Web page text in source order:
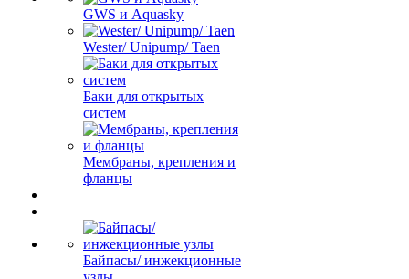
GWS и Aquasky
Wester/ Unipump/ Taen
Баки для открытых
систем
Мембраны, крепления и
фланцы
Байпасы/ инжекционные